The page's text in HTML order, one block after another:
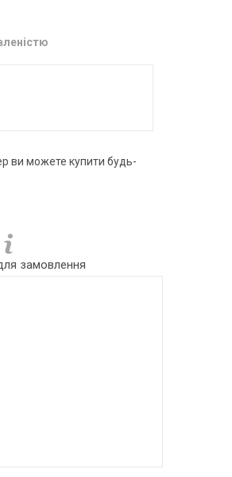
ви можете купити будь-
замовлення